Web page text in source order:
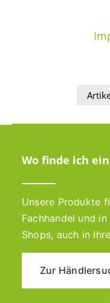
Wo finde ich
Unsere Produkte
Fachhandel und
Shops, auch in
Zur